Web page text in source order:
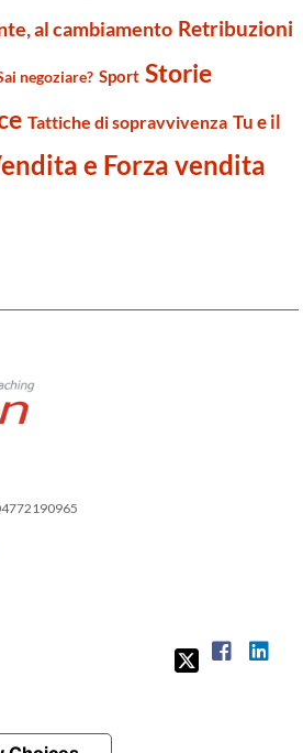
al cambiamento Retribuzioni
negoziare? Sport Storie
Tattiche di sopravvivenza Tu e il
e Forza vendita